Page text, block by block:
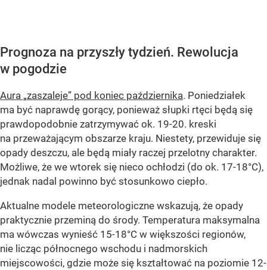
Prognoza na przyszły tydzień. Rewolucja
w pogodzie
Aura „zaszaleje” pod koniec października. Poniedziałek
ma być naprawdę gorący, ponieważ słupki rtęci będą się
prawdopodobnie zatrzymywać ok. 19-20. kreski
na przeważającym obszarze kraju. Niestety, przewiduje się
opady deszczu, ale będą miały raczej przelotny charakter.
Możliwe, że we wtorek się nieco ochłodzi (do ok. 17-18°C),
jednak nadal powinno być stosunkowo ciepło.
Aktualne modele meteorologiczne wskazują, że opady
praktycznie przeminą do środy. Temperatura maksymalna
ma wówczas wynieść 15-18°C w większości regionów,
nie licząc północnego wschodu i nadmorskich
miejscowości, gdzie może się kształtować na poziomie 12-